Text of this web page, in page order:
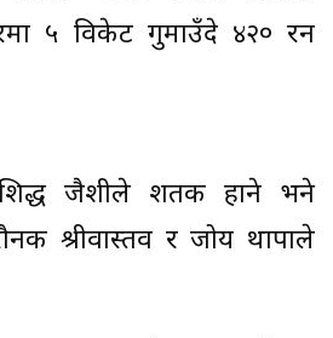
५ विकेट गुमाउँदे ४२० रन
जैशीले शतक हाने भने
श्रीवास्तव र जोय थापाले